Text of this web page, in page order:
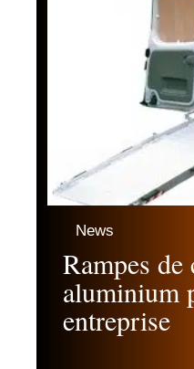
News
Rampes de
aluminium
entreprise